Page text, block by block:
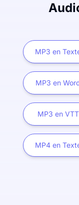
MP3 en
MP3 en
MP3 en VTT
MP4 en